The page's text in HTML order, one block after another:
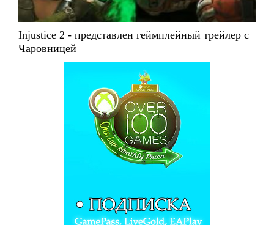
Injustice 2 - представлен геймплейный трейлер с
Чаровницей